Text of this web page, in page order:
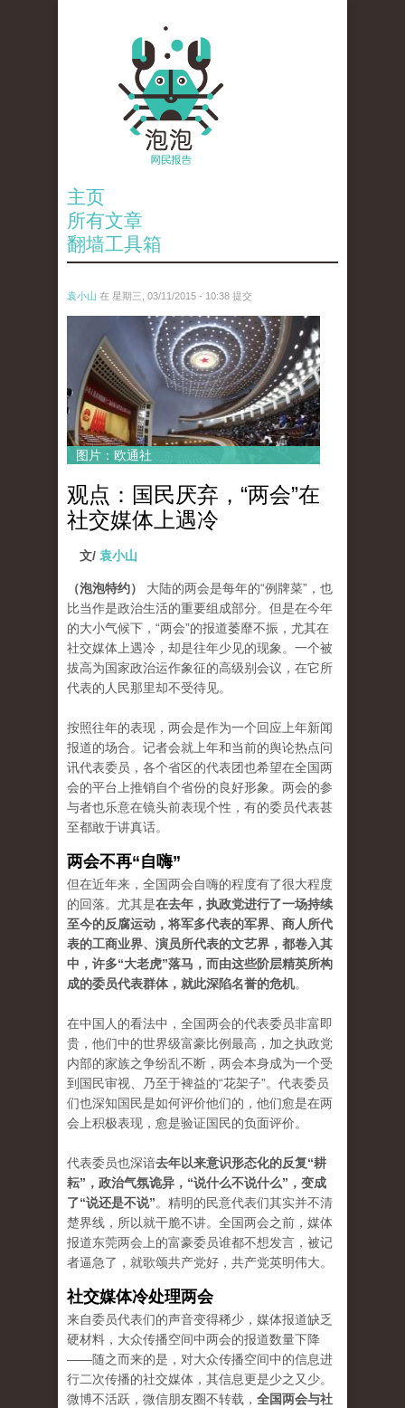
主页
所有文章
翻墙工具箱
袁小山 在 星期三, 03/11/2015 - 10:38 提交
anp-31778118.jpg
图片：欧通社
观点：国民厌弃，“两会”在
社交媒体上遇冷
文/ 袁小山
（泡泡特约） 大陆的两会是每年的“例牌菜”，也
比当作是政治生活的重要组成部分。但是在今年
的大小气候下，“两会”的报道萎靡不振，尤其在
社交媒体上遇冷，却是往年少见的现象。一个被
拔高为国家政治运作象征的高级别会议，在它所
代表的人民那里却不受待见。
按照往年的表现，两会是作为一个回应上年新闻
报道的场合。记者会就上年和当前的舆论热点问
讯代表委员，各个省区的代表团也希望在全国两
会的平台上推销自个省份的良好形象。两会的参
与者也乐意在镜头前表现个性，有的委员代表甚
至都敢于讲真话。
两会不再“自嗨”
但在近年来，全国两会自嗨的程度有了很大程度
的回落。尤其是在去年，执政党进行了一场持续
至今的反腐运动，将军多代表的军界、商人所代
表的工商业界、演员所代表的文艺界，都卷入其
中，许多“大老虎”落马，而由这些阶层精英所构
成的委员代表群体，就此深陷名誉的危机。
在中国人的看法中，全国两会的代表委员非富即
贵，他们中的世界级富豪比例最高，加之执政党
内部的家族之争纷乱不断，两会本身成为一个受
到国民审视、乃至于裨益的“花架子”。代表委员
们也深知国民是如何评价他们的，他们愈是在两
会上积极表现，愈是验证国民的负面评价。
代表委员也深谙去年以来意识形态化的反复“耕
耘”，政治气氛诡异，“说什么不说什么”，变成
了“说还是不说”。精明的民意代表们其实并不清
楚界线，所以就干脆不讲。全国两会之前，媒体
报道东莞两会上的富豪委员谁都不想发言，被记
者逼急了，就歌颂共产党好，共产党英明伟大。
社交媒体冷处理两会
来自委员代表们的声音变得稀少，媒体报道缺乏
硬材料，大众传播空间中两会的报道数量下降
——随之而来的是，对大众传播空间中的信息进
行二次传播的社交媒体，其信息更是少之又少。
微博不活跃，微信朋友圈不转载， 全国两会与社